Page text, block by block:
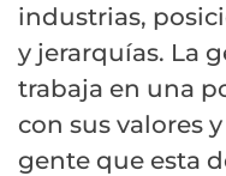
industrias,
y jerarquías. La
trabaja en una
con sus valores
gente que esta